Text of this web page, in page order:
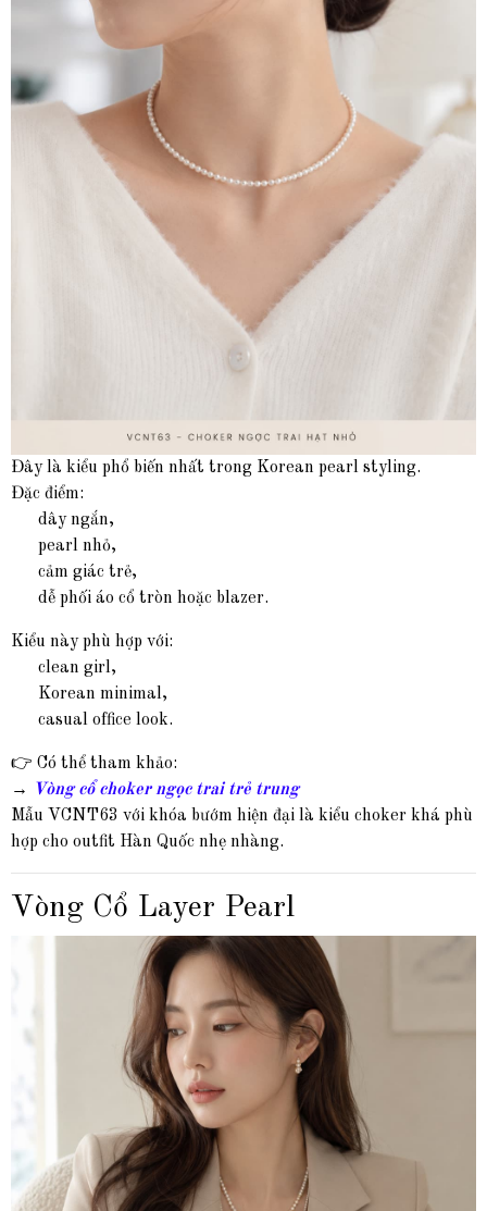
Đây là kiểu phổ biến nhất trong Korean pearl styling.
Đặc điểm:
dây ngắn,
pearl nhỏ,
cảm giác trẻ,
dễ phối áo cổ tròn hoặc blazer.
Kiểu này phù hợp với:
clean girl,
Korean minimal,
casual office look.
👉 Có thể tham khảo:
→
Vòng cổ choker ngọc trai trẻ trung
Mẫu VCNT63 với khóa bướm hiện đại là kiểu choker khá phù
hợp cho outfit Hàn Quốc nhẹ nhàng.
Vòng Cổ Layer Pearl